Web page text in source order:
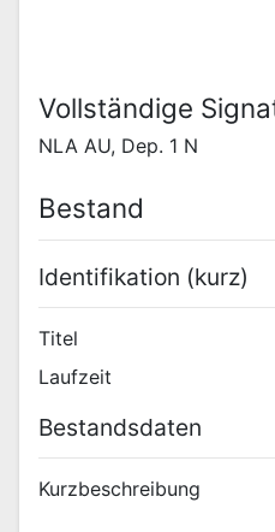
Vollständige
NLA AU, Dep. 1 N
Bestand
Identifikation (kurz)
Titel
Laufzeit
Bestandsdaten
Kurzbeschreibung